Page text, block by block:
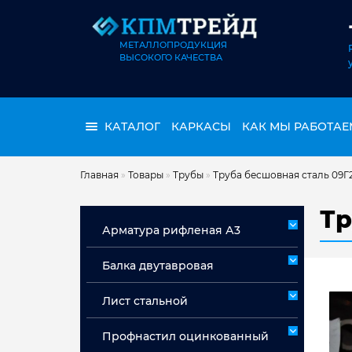
МЕТАЛЛОПРОДУКЦИЯ
ВЫСОКОГО КАЧЕСТВА
КАТАЛОГ КАРКАСЫ КАК МЫ
Главная » Товары » Трубы » Труба бесшовная сталь
Арматура рифленая А3
Арматура мерная А3
Балка двутавровая
Лист стальной
Профнастил оцинкованный